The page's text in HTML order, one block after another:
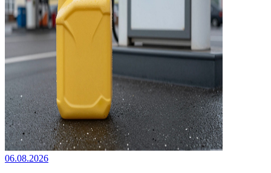
06.08.2026